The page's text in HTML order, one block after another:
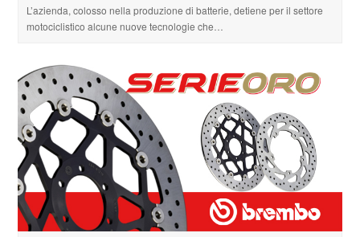
L’azienda, colosso nella produzione di batterie, detiene per il settore
motociclistico alcune nuove tecnologie che…